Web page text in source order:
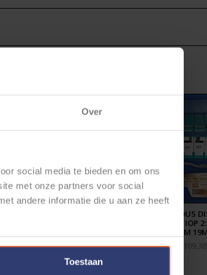
Over
social media te bieden en om ons
met onze partners voor social
andere informatie die u aan ze heeft
Toestaan
€12,86
KRIMPKOUS
KRIMPRTATIOP
3 T/M
€109,38